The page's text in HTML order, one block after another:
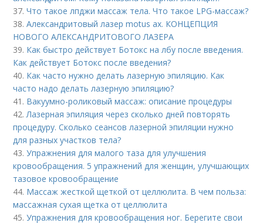
37.Что такое лпджи массаж тела. Что такое LPG-массаж?
38.Александритовый лазер motus ax. КОНЦЕПЦИЯ
НОВОГО АЛЕКСАНДРИТОВОГО ЛАЗЕРА
39. Как быстро действует Ботокс на лбу после введения.
Как действует Ботокс после введения?
40. Как часто нужно делать лазерную эпиляцию. Как
часто надо делать лазерную эпиляцию?
41. Вакуумно-роликовый массаж: описание процедуры
42. Лазерная эпиляция через сколько дней повторять
процедуру. Сколько сеансов лазерной эпиляции нужно
для разных участков тела?
43.Упражнения для малого таза для улучшения
кровообращения. 5 упражнений для женщин, улучшающих
тазовое кровообращение
44. Массаж жесткой щеткой от целлюлита. В чем польза:
массажная сухая щетка от целлюлита
45.Упражнения для кровообращения ног. Берегите свои